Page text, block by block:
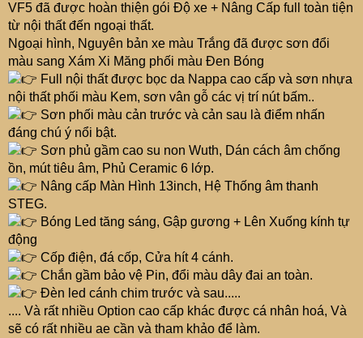
VF5 đã được hoàn thiện gói Độ xe + Nâng Cấp full toàn tiện
từ nội thất đến ngoại thất.
Ngoại hình, Nguyên bản xe màu Trắng đã được sơn đổi
màu sang Xám Xi Măng phối màu Đen Bóng
Full nội thất được bọc da Nappa cao cấp và sơn nhựa
nội thất phối màu Kem, sơn vân gỗ các vị trí nút bấm..
Sơn phối màu cản trước và cản sau là điểm nhấn
đáng chú ý nổi bật.
Sơn phủ gầm cao su non Wuth, Dán cách âm chống
ồn, mút tiêu âm, Phủ Ceramic 6 lớp.
Nâng cấp Màn Hình 13inch, Hệ Thống âm thanh
STEG.
Bóng Led tăng sáng, Gập gương + Lên Xuống kính tự
động
Cốp điện, đá cốp, Cửa hít 4 cánh.
Chắn gầm bảo vệ Pin, đổi màu dây đai an toàn.
Đèn led cánh chim trước và sau.....
.... Và rất nhiều Option cao cấp khác được cá nhân hoá, Và
sẽ có rất nhiều ae cần và tham khảo để làm.